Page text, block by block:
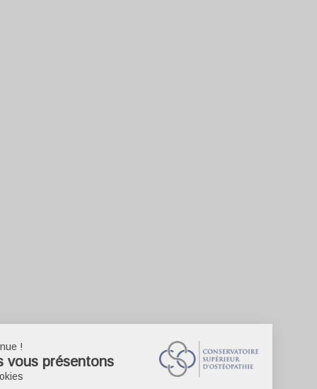
Bienvenue !
Nous vous présentons
Les cookies